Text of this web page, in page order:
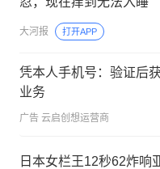
大河报 打开APP
凭本人手机号：验证后
业务
广告 云启创想运营商
日本女栏王12秒62炸响